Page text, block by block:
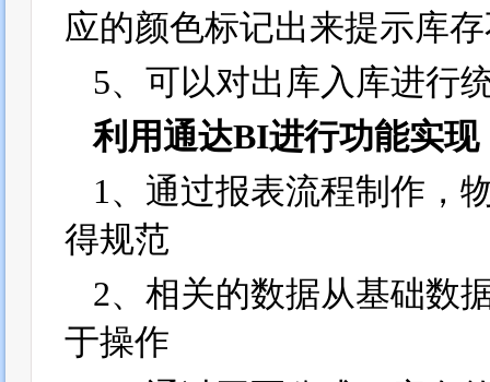
应的颜色标记出来提示库
5、可以对出库入库进行
利用通达BI进行功能实现
1、通过报表流程制作，
得规范
2、相关的数据从基础数
于操作